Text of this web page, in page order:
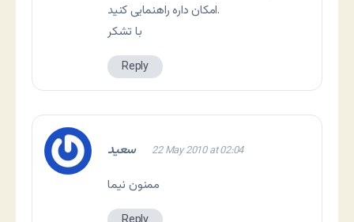
امکان داره راهنمایی کنید.
با تشکر
Reply
سعید 22 May 2010 at 02:04
ممنون نیما